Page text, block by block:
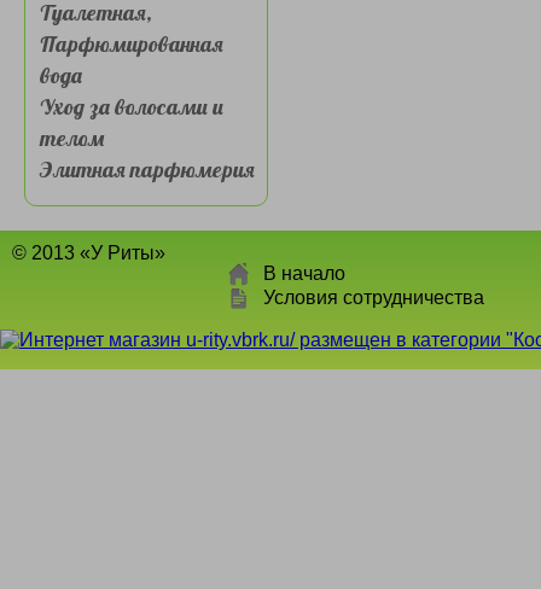
Туалетная,
Парфюмированная
вода
Уход за волосами и
телом
Элитная парфюмерия
© 2013 «У Риты»
В начало
Условия сотрудничества